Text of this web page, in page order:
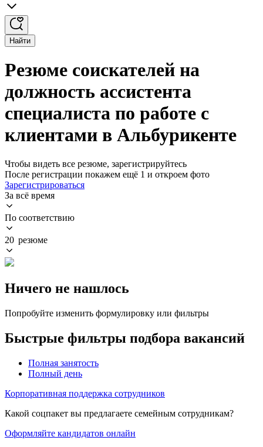
Найти
Резюме соискателей на
должность ассистента
специалиста по работе с
клиентами в Альбурикенте
Чтобы видеть все резюме, зарегистрируйтесь
После регистрации покажем ещё 1 и откроем фото
Зарегистрироваться
За всё время
По соответствию
20 резюме
Ничего не нашлось
Попробуйте изменить формулировку или фильтры
Быстрые фильтры подбора вакансий
Полная занятость
Полный день
Корпоративная поддержка сотрудников
Какой соцпакет вы предлагаете семейным сотрудникам?
Оформляйте кандидатов онлайн